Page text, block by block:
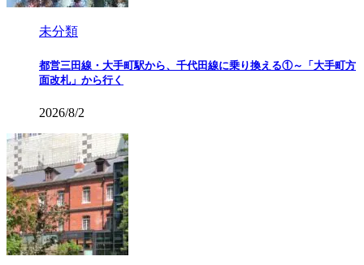
未分類
都営三田線・大手町駅から、千代田線に乗り換える①～「大手町方
面改札」から行く
2026/8/2